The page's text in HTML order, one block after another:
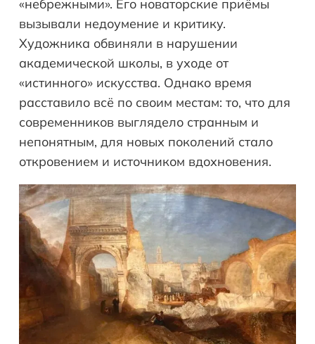
«небрежными». Его новаторские приёмы
вызывали недоумение и критику.
Художника обвиняли в нарушении
академической школы, в уходе от
«истинного» искусства. Однако время
расставило всё по своим местам: то, что для
современников выглядело странным и
непонятным, для новых поколений стало
откровением и источником вдохновения.